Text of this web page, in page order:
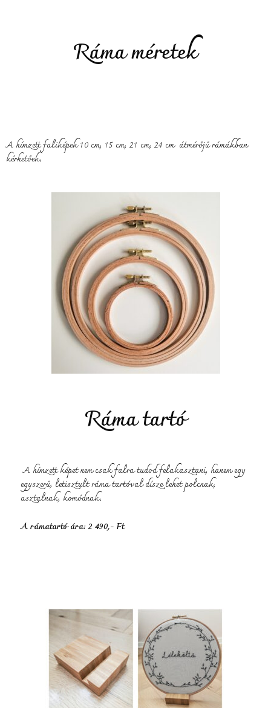
Ráma méretek
A hímzett faliképek 10 cm, 15 cm, 21 cm, 24 cm átmérőjű rámákban
kérhetőek.
Ráma tartó
A hímzett képet nem csak falra tudod felakasztani, hanem egy
egyszerű, letisztult ráma tartóval dísze lehet polcnak,
asztalnak, komódnak.
A rámatartó ára: 2 490,- Ft